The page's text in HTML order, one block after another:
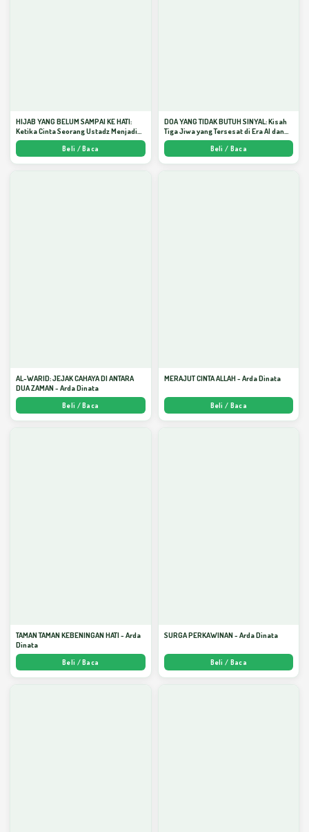
HIJAB YANG BELUM SAMPAI KE HATI:
Ketika Cinta Seorang Ustadz Menjadi
Cermin yang Paling Kejam - Arda
Beli / Baca
DOA YANG TIDAK BUTUH SINYAL: Kisah
Tiga Jiwa yang Tersesat di Era AI dan
Menemukan Jalan Pulang di Bulan
Ramadhan" - Arda Dinata
Beli / Baca
AL-WARID: JEJAK CAHAYA DI ANTARA
DUA ZAMAN - Arda Dinata
Beli / Baca
MERAJUT CINTA ALLAH - Arda Dinata
Beli / Baca
TAMAN TAMAN KEBENINGAN HATI - Arda
Dinata
Beli / Baca
SURGA PERKAWINAN - Arda Dinata
Beli / Baca